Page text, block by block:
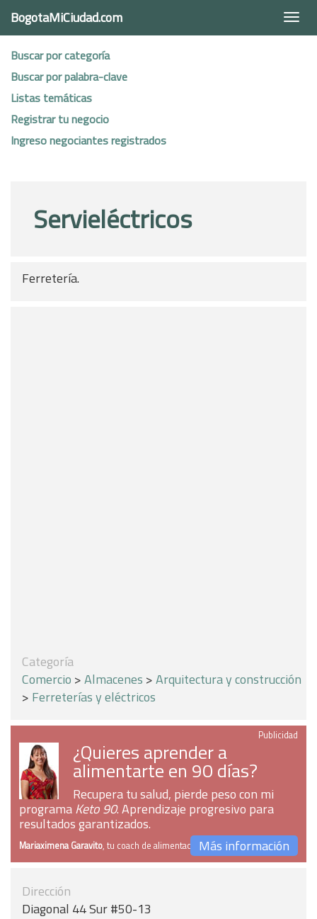
BogotaMiCiudad.com
Buscar por categoría
Buscar por palabra-clave
Listas temáticas
Registrar tu negocio
Ingreso negociantes registrados
Servieléctricos
Ferretería.
Categoría
Comercio >Almacenes >Arquitectura y construcción
> Ferreterías y eléctricos
Publicidad
¿Quieres aprender a
alimentarte en 90 días?
Recupera tu salud, pierde peso con mi
programaKeto 90. Aprendizaje progresivo para
resultados garantizados.
Mariaximena Garavito, tu coach de alimentaciónMás información
Dirección
Diagonal 44 Sur #50-13